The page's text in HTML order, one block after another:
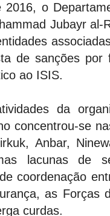
2016, o
Jubayr
de sanções por
ao ISIS.
da
concentrou-se
Anbar,
lacunas de
coordenação
as Forças
curdas.